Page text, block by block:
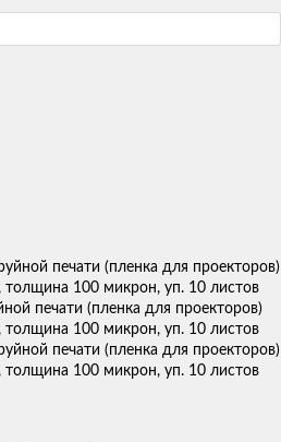
печати (пленка для проекторов)
толщина 100 микрон, уп. 10 листов